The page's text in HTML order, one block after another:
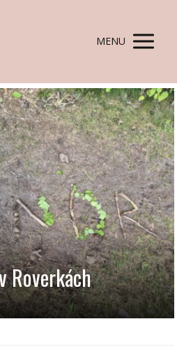
MENU
Roverkách